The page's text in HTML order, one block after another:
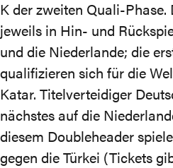
Kder zweiten Quali-
jeweils in Hin- und
und die Niederlande; die
qualifizieren sich für die
Katar. Titelverteidiger
nächstes auf die
diesem Doubleheader
gegen die Türkei (Tickets